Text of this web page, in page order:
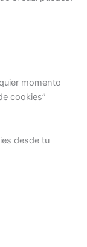
momento
cookies”
desde tu